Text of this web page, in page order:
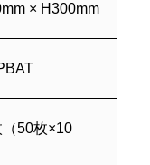
× H300mm
50枚×10